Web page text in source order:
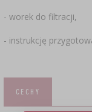
- worek do filtracji,
- instrukcję
CECHY